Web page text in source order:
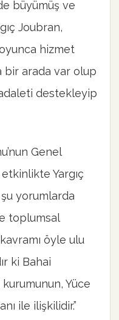
büyümüş ve
Joubran,
hizmet
bir arada var olup
destekleyip
Genel
Yargıç
yorumlarda
toplumsal
öyle ulu
ki Bahai
Yüce
ile ilişkilidir.”